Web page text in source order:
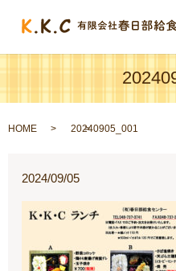
HOME 20240905_001
2024/09/05